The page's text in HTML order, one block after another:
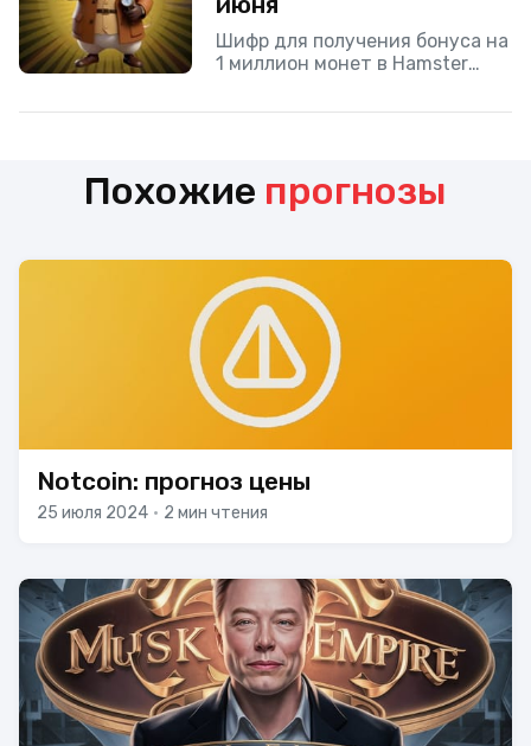
Шифр для получения бонуса на
1 миллион монет в Hamster
Похожие прогнозы
Notcoin: прогноз цены
25 июля 2024 • 2 мин чтения